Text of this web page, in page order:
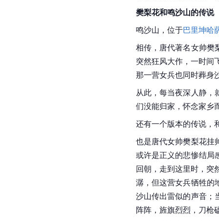
樊梨花和鸣沙山的传说
鸣沙山，位于巴里坤哈
相传， 唐代著名女帅樊
突然狂风大作，一时间
那一营女兵也同时葬身
从此，每当夜深人静，
们没能归家，怀念家乡
还有一个版本的传说，
也是唐代女帅樊梨花挂
或许是正义的悲惨结局
回朝，走到这里时，突
潺，但这营女兵牺牲的
沙山传出雷似的声音；
阵阵，旌旗烈烈，刀枪